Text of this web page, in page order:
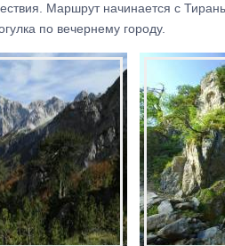
Маршрут начинается с
по вечернему городу.